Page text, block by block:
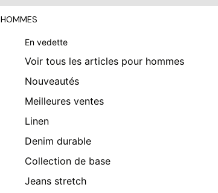
HOMMES
En vedette
Voir tous les articles pour hommes
Nouveautés
Meilleures ventes
Linen
Denim durable
Collection de base
Jeans stretch